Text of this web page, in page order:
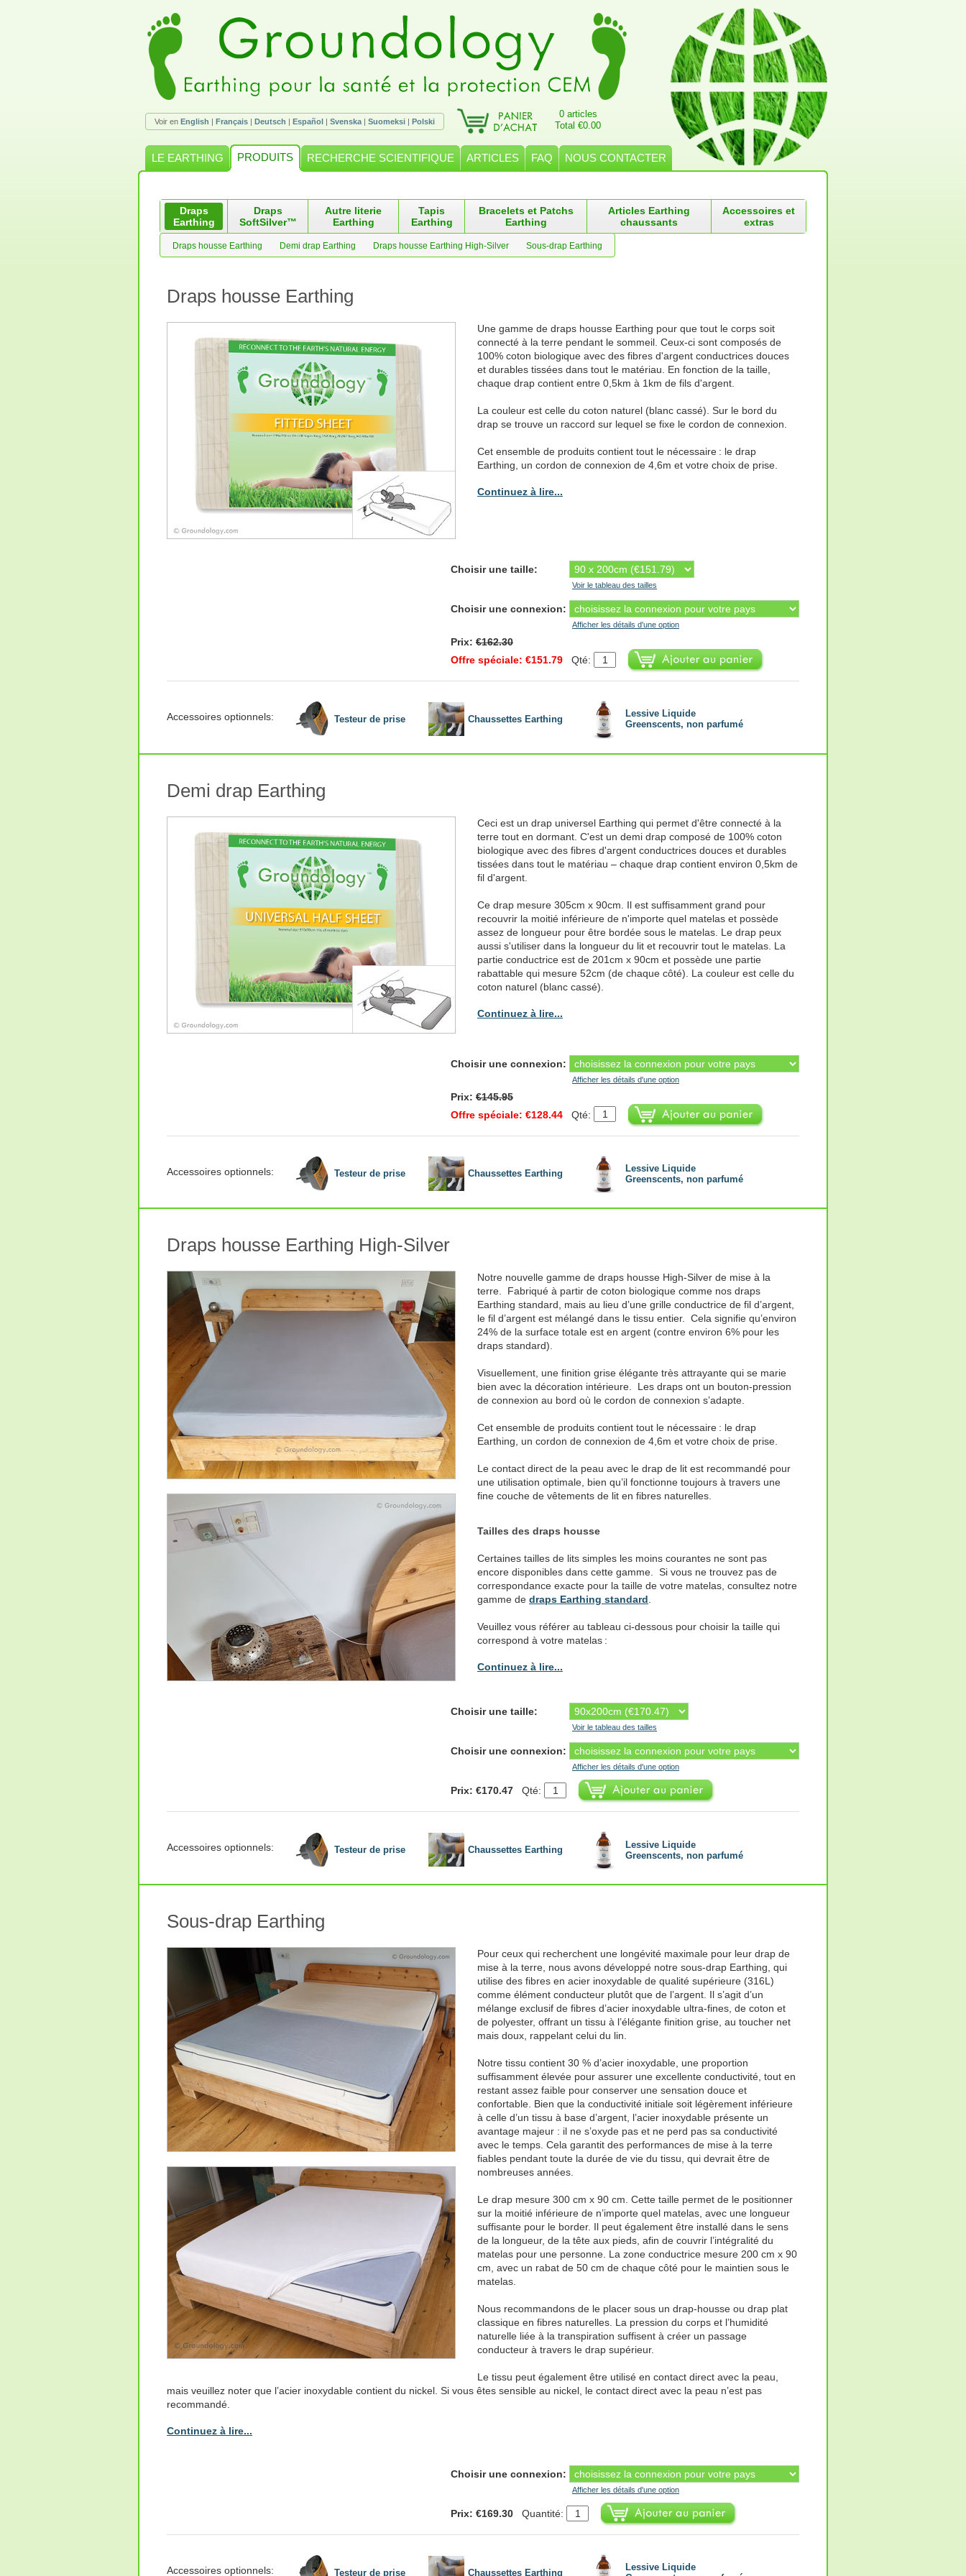
Voir en English | Français | Deutsch | Español | Svenska | Suomeksi | Polski
0 articles
Total €0.00
LE EARTHING PRODUITS RECHERCHE SCIENTIFIQUE ARTICLES FAQ NOUS CONTACTER
Draps
Earthing
Draps
SoftSilver™
Autre literie
Earthing
Tapis
Earthing
Bracelets et Patchs
Earthing
Articles Earthing
chaussants
Accessoires et
extras
Draps housse Earthing Demi drap Earthing Draps housse Earthing High-Silver Sous-drap Earthing
Draps housse Earthing
Une gamme de draps housse Earthing pour que tout le corps soit
connecté à la terre pendant le sommeil. Ceux-ci sont composés de
100% coton biologique avec des fibres d'argent conductrices douces
et durables tissées dans tout le matériau. En fonction de la taille,
chaque drap contient entre 0,5km à 1km de fils d'argent.
La couleur est celle du coton naturel (blanc cassé). Sur le bord du
drap se trouve un raccord sur lequel se fixe le cordon de connexion.
Cet ensemble de produits contient tout le nécessaire : le drap
Earthing, un cordon de connexion de 4,6m et votre choix de prise.
Continuez à lire...
Choisir une taille:
Voir le tableau des tailles
Choisir une connexion:
Afficher les détails d'une option
Prix: €162.30
Offre spéciale: €151.79 Qté:
Accessoires optionnels: Testeur de prise Chaussettes Earthing
Lessive Liquide
Greenscents, non parfumé
Demi drap Earthing
Ceci est un drap universel Earthing qui permet d'être connecté à la
terre tout en dormant. C'est un demi drap composé de 100% coton
biologique avec des fibres d'argent conductrices douces et durables
tissées dans tout le matériau – chaque drap contient environ 0,5km de
fil d'argent.
Ce drap mesure 305cm x 90cm. Il est suffisamment grand pour
recouvrir la moitié inférieure de n'importe quel matelas et possède
assez de longueur pour être bordée sous le matelas. Le drap peux
aussi s'utiliser dans la longueur du lit et recouvrir tout le matelas. La
partie conductrice est de 201cm x 90cm et possède une partie
rabattable qui mesure 52cm (de chaque côté). La couleur est celle du
coton naturel (blanc cassé).
Continuez à lire...
Choisir une connexion:
Afficher les détails d'une option
Prix: €145.95
Offre spéciale: €128.44
Qté:
Accessoires optionnels: Testeur de prise Chaussettes Earthing
Lessive Liquide
Greenscents, non parfumé
Draps housse Earthing High-Silver
Notre nouvelle gamme de draps housse High-Silver de mise à la
terre. Fabriqué à partir de coton biologique comme nos draps
Earthing standard, mais au lieu d’une grille conductrice de fil d’argent,
le fil d’argent est mélangé dans le tissu entier. Cela signifie qu’environ
24% de la surface totale est en argent (contre environ 6% pour les
draps standard).
Visuellement, une finition grise élégante très attrayante qui se marie
bien avec la décoration intérieure. Les draps ont un bouton-pression
de connexion au bord où le cordon de connexion s’adapte.
Cet ensemble de produits contient tout le nécessaire : le drap
Earthing, un cordon de connexion de 4,6m et votre choix de prise.
Le contact direct de la peau avec le drap de lit est recommandé pour
une utilisation optimale, bien qu’il fonctionne toujours à travers une
fine couche de vêtements de lit en fibres naturelles.
Tailles des draps housse
Certaines tailles de lits simples les moins courantes ne sont pas
encore disponibles dans cette gamme. Si vous ne trouvez pas de
correspondance exacte pour la taille de votre matelas, consultez notre
gamme de draps Earthing standard.
Veuillez vous référer au tableau ci-dessous pour choisir la taille qui
correspond à votre matelas :
Continuez à lire...
Choisir une taille:
Voir le tableau des tailles
Choisir une connexion:
Afficher les détails d'une option
Prix: €170.47 Qté:
Accessoires optionnels: Testeur de prise Chaussettes Earthing
Lessive Liquide
Greenscents, non parfumé
Sous-drap Earthing
Pour ceux qui recherchent une longévité maximale pour leur drap de
mise à la terre, nous avons développé notre sous-drap Earthing, qui
utilise des fibres en acier inoxydable de qualité supérieure (316L)
comme élément conducteur plutôt que de l’argent. Il s’agit d’un
mélange exclusif de fibres d’acier inoxydable ultra-fines, de coton et
de polyester, offrant un tissu à l’élégante finition grise, au toucher net
mais doux, rappelant celui du lin.
Notre tissu contient 30 % d’acier inoxydable, une proportion
suffisamment élevée pour assurer une excellente conductivité, tout en
restant assez faible pour conserver une sensation douce et
confortable. Bien que la conductivité initiale soit légèrement inférieure
à celle d’un tissu à base d’argent, l’acier inoxydable présente un
avantage majeur : il ne s’oxyde pas et ne perd pas sa conductivité
avec le temps. Cela garantit des performances de mise à la terre
fiables pendant toute la durée de vie du tissu, qui devrait être de
nombreuses années.
Le drap mesure 300 cm x 90 cm. Cette taille permet de le positionner
sur la moitié inférieure de n’importe quel matelas, avec une longueur
suffisante pour le border. Il peut également être installé dans le sens
de la longueur, de la tête aux pieds, afin de couvrir l’intégralité du
matelas pour une personne. La zone conductrice mesure 200 cm x 90
cm, avec un rabat de 50 cm de chaque côté pour le maintien sous le
matelas.
Nous recommandons de le placer sous un drap-housse ou drap plat
classique en fibres naturelles. La pression du corps et l’humidité
naturelle liée à la transpiration suffisent à créer un passage
conducteur à travers le drap supérieur.
Le tissu peut également être utilisé en contact direct avec la peau,
mais veuillez noter que l’acier inoxydable contient du nickel. Si vous êtes sensible au nickel, le contact direct avec la peau n’est pas
recommandé.
Continuez à lire...
Choisir une connexion:
Afficher les détails d'une option
Prix: €169.30 Quantité:
Accessoires optionnels: Testeur de prise Chaussettes Earthing
Lessive Liquide